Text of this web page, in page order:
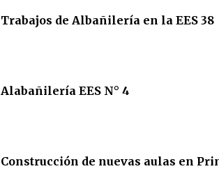
Trabajos de Albañilería en la EES 38
Alabañilería EES N° 4
Construcción de nuevas aulas en